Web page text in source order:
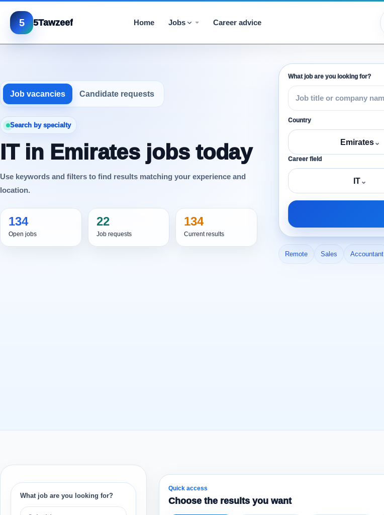
5 5Tawzeef Home Jobs Career advice
Job vacancies Candidate requests
Search by specialty
IT in Emirates jobs today
Use keywords and filters to find results matching your experience and
location.
134
Open jobs
22
Job requests
134
Current results
What job are you looking for?
Country
Emirates⌄
Career field
IT⌄
Remote Sales Accountant
What job are you looking for?
Quick access
Choose the results you want